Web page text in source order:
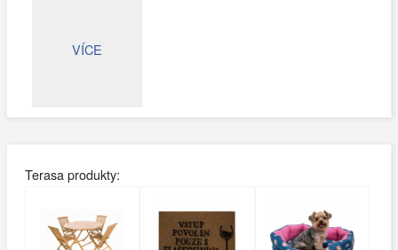
VÍCE
Terasa produkty: